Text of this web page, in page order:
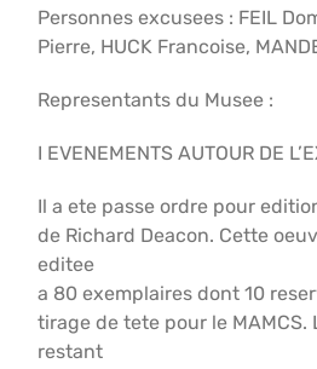
Personnes excusees : FEIL
Pierre, HUCK Francoise,
Representants du Musee :
I EVENEMENTS AUTOUR DE
Il a ete passe ordre pour
de Richard Deacon. Cette
editee
a 80 exemplaires dont 10
tirage de tete pour le MAMCS.
restant